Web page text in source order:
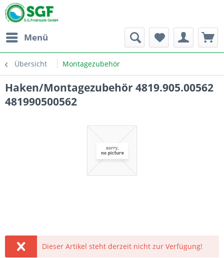
Menü
Übersicht Montagezubehör
Haken/Montagezubehör 4819.905.00562
481990500562
Dieser Artikel steht derzeit nicht zur Verfügung!